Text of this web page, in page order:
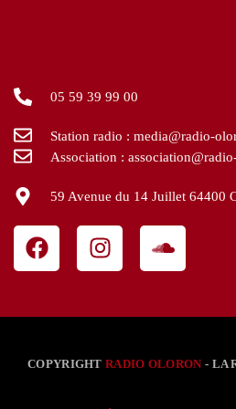
05 59 39 99 00
Station radio : media@radio-
Association :
59 Avenue du 14 Juillet 64400
COPYRIGHTRADIO OLORON - LA